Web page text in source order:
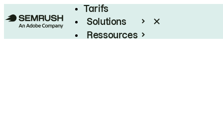
Tarifs
Solutions
Ressources